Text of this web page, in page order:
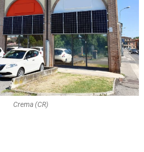
Crema (CR)